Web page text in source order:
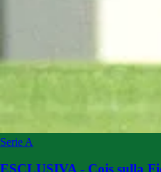
Serie A
ESCLUSIVA - Cois sulla